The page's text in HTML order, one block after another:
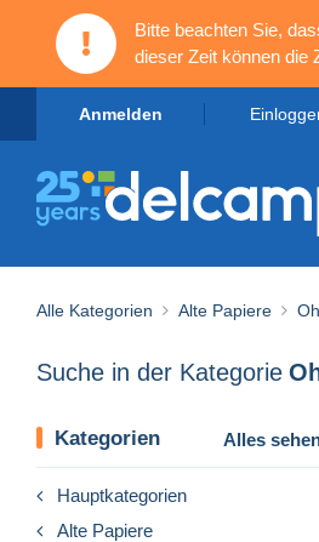
Bitte beachten Sie,
dieser Zeit können die
Anmelden
Alle Kategorien Alte Papiere
Suche in der Kategorie
Kategorien Alles
Hauptkategorien
Alte Papiere